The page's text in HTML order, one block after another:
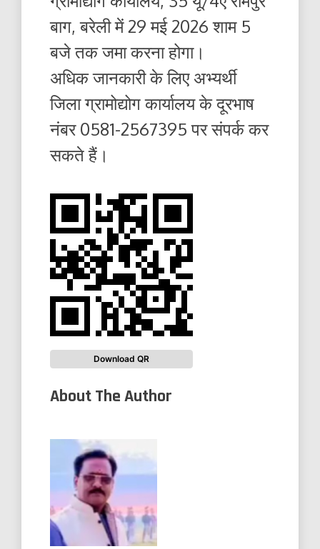
बाग, बरेली में 29 मई 2026 शाम 5
बजे तक जमा करना होगा।
अधिक जानकारी के लिए अभ्यर्थी
जिला ग्रामोद्योग कार्यालय के दूरभाष
नंबर 0581-2567395 पर संपर्क कर
सकते हैं।
Download QR
About The Author